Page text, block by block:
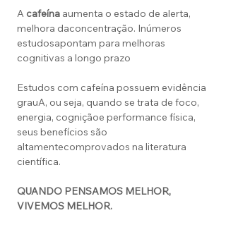
A cafeína aumenta o estado de alerta,
melhora daconcentração. Inúmeros
estudosapontam para melhoras
cognitivas a longo prazo
Estudos com cafeína possuem evidência
grauA, ou seja, quando se trata de foco,
energia, cogniçãoe performance física,
seus benefícios são
altamentecomprovados na literatura
científica.
QUANDO PENSAMOS MELHOR,
VIVEMOS MELHOR.